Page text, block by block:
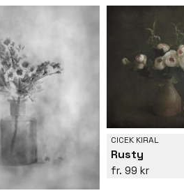
CICEK KIRAL
Rusty
99 kr